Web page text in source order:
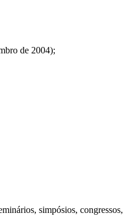
de 2004);
simpósios, congressos,